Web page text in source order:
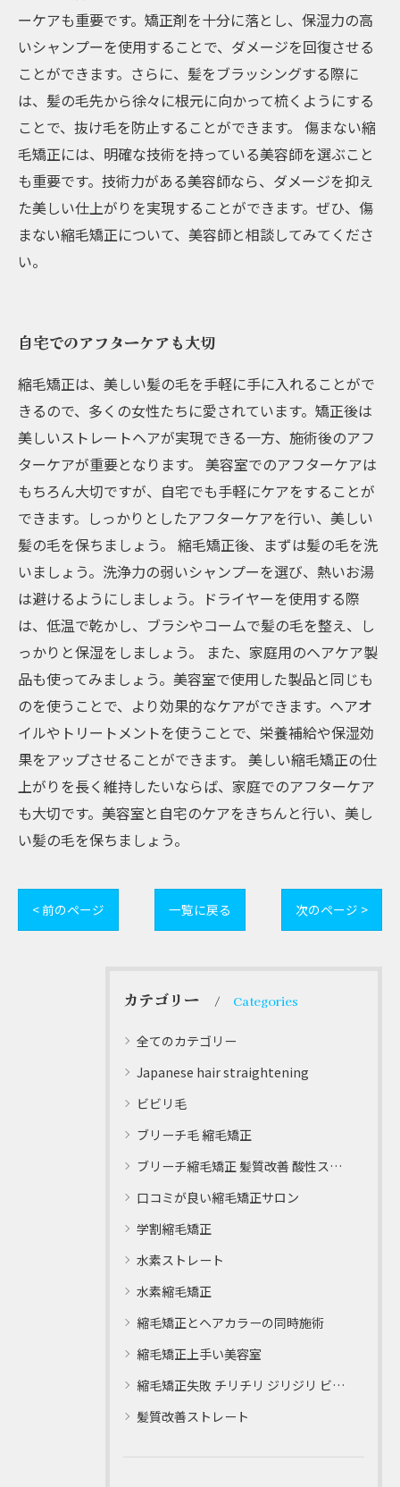
ーケアも重要です。矯正剤を十分に落とし、保湿力の高
いシャンプーを使用することで、ダメージを回復させる
ことができます。さらに、髪をブラッシングする際に
は、髪の毛先から徐々に根元に向かって梳くようにする
ことで、抜け毛を防止することができます。 傷まない縮
毛矯正には、明確な技術を持っている美容師を選ぶこと
も重要です。技術力がある美容師なら、ダメージを抑え
た美しい仕上がりを実現することができます。ぜひ、傷
まない縮毛矯正について、美容師と相談してみてくださ
い。
自宅でのアフターケアも大切
縮毛矯正は、美しい髪の毛を手軽に手に入れることがで
きるので、多くの女性たちに愛されています。矯正後は
美しいストレートヘアが実現できる一方、施術後のアフ
ターケアが重要となります。 美容室でのアフターケアは
もちろん大切ですが、自宅でも手軽にケアをすることが
できます。しっかりとしたアフターケアを行い、美しい
髪の毛を保ちましょう。 縮毛矯正後、まずは髪の毛を洗
いましょう。洗浄力の弱いシャンプーを選び、熱いお湯
は避けるようにしましょう。ドライヤーを使用する際
は、低温で乾かし、ブラシやコームで髪の毛を整え、し
っかりと保湿をしましょう。 また、家庭用のヘアケア製
品も使ってみましょう。美容室で使用した製品と同じも
のを使うことで、より効果的なケアができます。ヘアオ
イルやトリートメントを使うことで、栄養補給や保湿効
果をアップさせることができます。 美しい縮毛矯正の仕
上がりを長く維持したいならば、家庭でのアフターケア
も大切です。美容室と自宅のケアをきちんと行い、美し
い髪の毛を保ちましょう。
< 前のページ 一覧に戻る 次のページ >
カテゴリー Categories
全てのカテゴリー
Japanese hair straightening
ビビリ毛
ブリーチ毛 縮毛矯正
ブリーチ縮毛矯正 髪質改善 酸性ストレート
口コミが良い縮毛矯正サロン
学割縮毛矯正
水素ストレート
水素縮毛矯正
縮毛矯正とヘアカラーの同時施術
縮毛矯正上手い美容室
縮毛矯正失敗 チリチリ ジリジリ ビビり直し専門
髪質改善ストレート